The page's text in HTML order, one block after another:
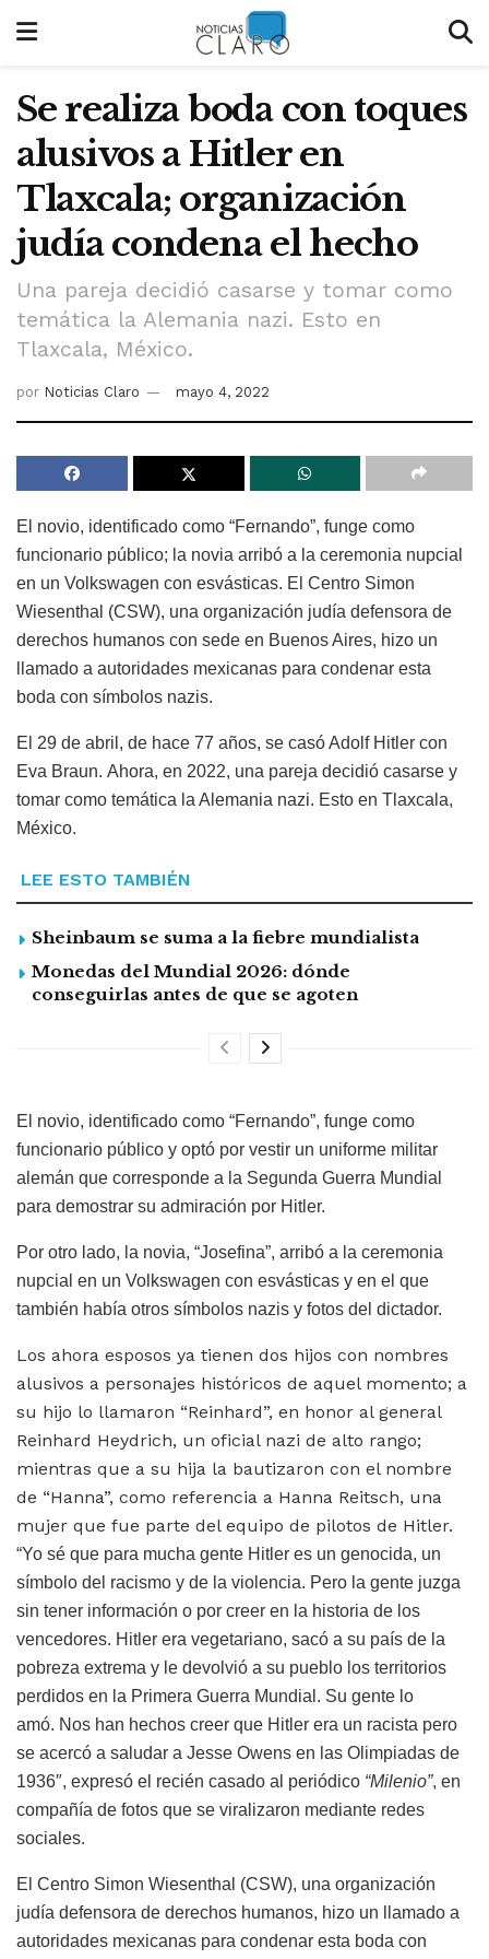
Se realiza boda con toques
alusivos a Hitler en
Tlaxcala; organización
judía condena el hecho
Una pareja decidió casarse y tomar como
temática la Alemania nazi. Esto en
Tlaxcala, México.
por Noticias Claro mayo 4, 2022
El novio, identificado como “Fernando”, funge como
funcionario público; la novia arribó a la ceremonia nupcial
en un Volkswagen con esvásticas. El Centro Simon
Wiesenthal (CSW), una organización judía defensora de
derechos humanos con sede en Buenos Aires, hizo un
llamado a autoridades mexicanas para condenar esta
boda con símbolos nazis.
El 29 de abril, de hace 77 años, se casó Adolf Hitler con
Eva Braun. Ahora, en 2022, una pareja decidió casarse y
tomar como temática la Alemania nazi. Esto en Tlaxcala,
México.
LEE ESTO TAMBIÉN
Sheinbaum se suma a la fiebre mundialista
Monedas del Mundial 2026: dónde
conseguirlas antes de que se agoten
El novio, identificado como “Fernando”, funge como
funcionario público y optó por vestir un uniforme militar
alemán que corresponde a la Segunda Guerra Mundial
para demostrar su admiración por Hitler.
Por otro lado, la novia, “Josefina”, arribó a la ceremonia
nupcial en un Volkswagen con esvásticas y en el que
también había otros símbolos nazis y fotos del dictador.
Los ahora esposos ya tienen dos hijos con nombres
alusivos a personajes históricos de aquel momento; a
su hijo lo llamaron “Reinhard”, en honor al general
Reinhard Heydrich, un oficial nazi de alto rango;
mientras que a su hija la bautizaron con el nombre
de “Hanna”, como referencia a Hanna Reitsch, una
mujer que fue parte del equipo de pilotos de Hitler.
“Yo sé que para mucha gente Hitler es un genocida, un
símbolo del racismo y de la violencia. Pero la gente juzga
sin tener información o por creer en la historia de los
vencedores. Hitler era vegetariano, sacó a su país de la
pobreza extrema y le devolvió a su pueblo los territorios
perdidos en la Primera Guerra Mundial. Su gente lo
amó. Nos han hechos creer que Hitler era un racista pero
se acercó a saludar a Jesse Owens en las Olimpiadas de
1936″, expresó el recién casado al periódico “Milenio”, en
compañía de fotos que se viralizaron mediante redes
sociales.
El Centro Simon Wiesenthal (CSW), una organización
judía defensora de derechos humanos, hizo un llamado a
autoridades mexicanas para condenar esta boda con